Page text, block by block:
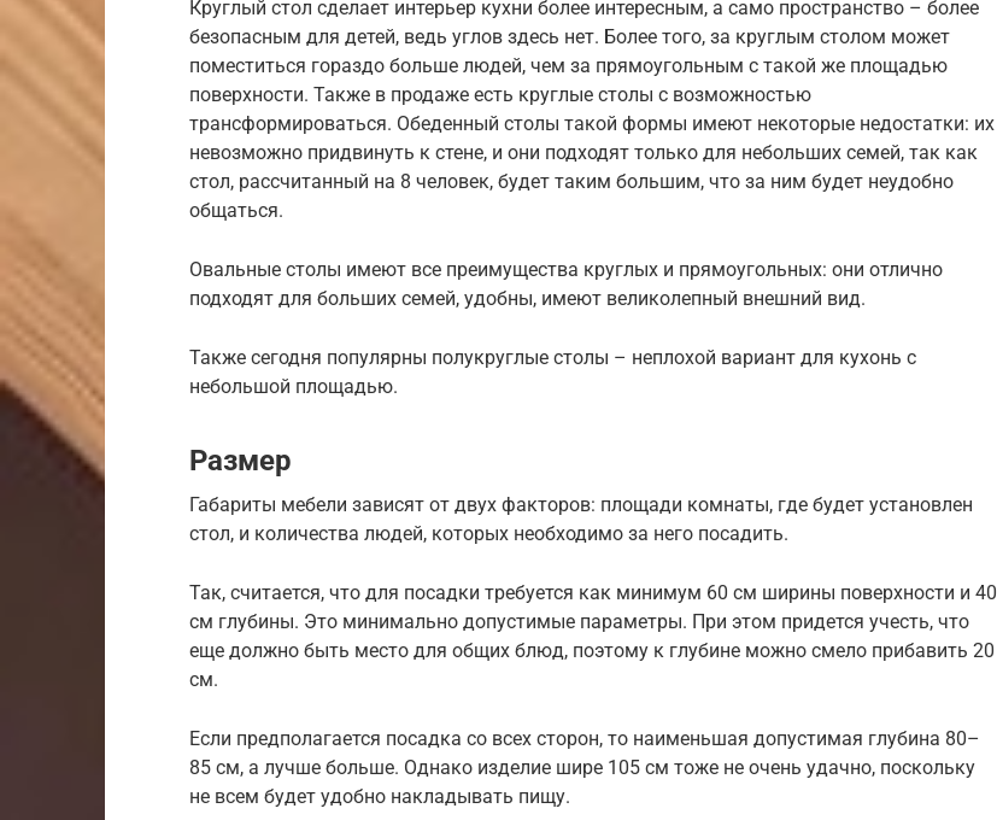
Круглый стол сделает интерьер кухни более интересным, а само пространство – более
безопасным для детей, ведь углов здесь нет. Более того, за круглым столом может
поместиться гораздо больше людей, чем за прямоугольным с такой же площадью
поверхности. Также в продаже есть круглые столы с возможностью
трансформироваться. Обеденный столы такой формы имеют некоторые недостатки: их
невозможно придвинуть к стене, и они подходят только для небольших семей, так как
стол, рассчитанный на 8 человек, будет таким большим, что за ним будет неудобно
общаться.
Овальные столы имеют все преимущества круглых и прямоугольных: они отлично
подходят для больших семей, удобны, имеют великолепный внешний вид.
Также сегодня популярны полукруглые столы – неплохой вариант для кухонь с
небольшой площадью.
Размер
Габариты мебели зависят от двух факторов: площади комнаты, где будет установлен
стол, и количества людей, которых необходимо за него посадить.
Так, считается, что для посадки требуется как минимум 60 см ширины поверхности и 40
см глубины. Это минимально допустимые параметры. При этом придется учесть, что
еще должно быть место для общих блюд, поэтому к глубине можно смело прибавить 20
см.
Если предполагается посадка со всех сторон, то наименьшая допустимая глубина 80–
85 см, а лучше больше. Однако изделие шире 105 см тоже не очень удачно, поскольку
не всем будет удобно накладывать пищу.